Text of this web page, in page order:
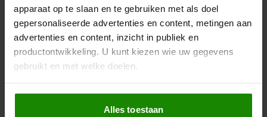
apparaat op te slaan en te gebruiken met als doel
gepersonaliseerde advertenties en content, metingen aan
advertenties en content, inzicht in publiek en
productontwikkeling. U kunt kiezen wie uw gegevens
gebruikt en met welke doelen.
Als u het toestaat, willen we ook graag:
Informatie verzamelen over uw geografische
Alles toestaan